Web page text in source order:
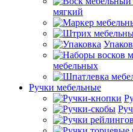
мягкий
мебельных
Ручки мебельные